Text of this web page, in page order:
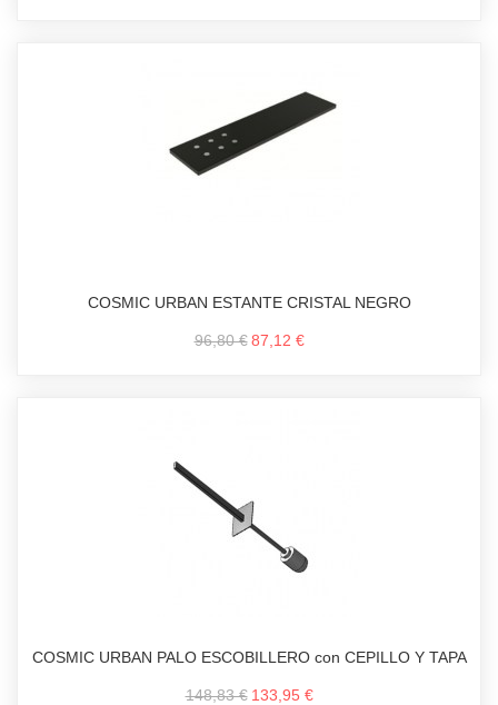
COSMIC URBAN ESTANTE CRISTAL NEGRO
96,80 € 87,12 €
COSMIC URBAN PALO ESCOBILLERO con CEPILLO Y TAPA
148,83 € 133,95 €